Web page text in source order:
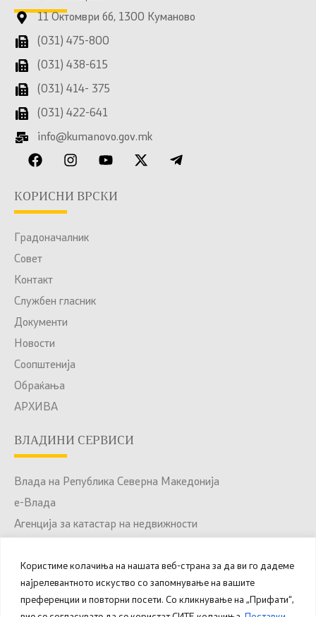
Користиме колачиња на нашата веб-страна за да ви го дадеме
најрелевантното искуство со запомнување на вашите
преференции и повторни посети. Со кликнување на „Прифати“,
11 Октомври бб, 1300 Куманово
(031) 475-800
(031) 438-615
(031) 414- 375
(031) 422-641
info@kumanovo.gov.mk
КОРИСНИ ВРСКИ
Градоначалник
Совет
Контакт
Службен гласник
Документи
Новости
Соопштенија
Обраќања
АРХИВА
ВЛАДИНИ СЕРВИСИ
Влада на Република Северна Македонија
е-Влада
Агенција за катастар на недвижности
Портал за отворени податоци
Национален Портал за е-Услуги